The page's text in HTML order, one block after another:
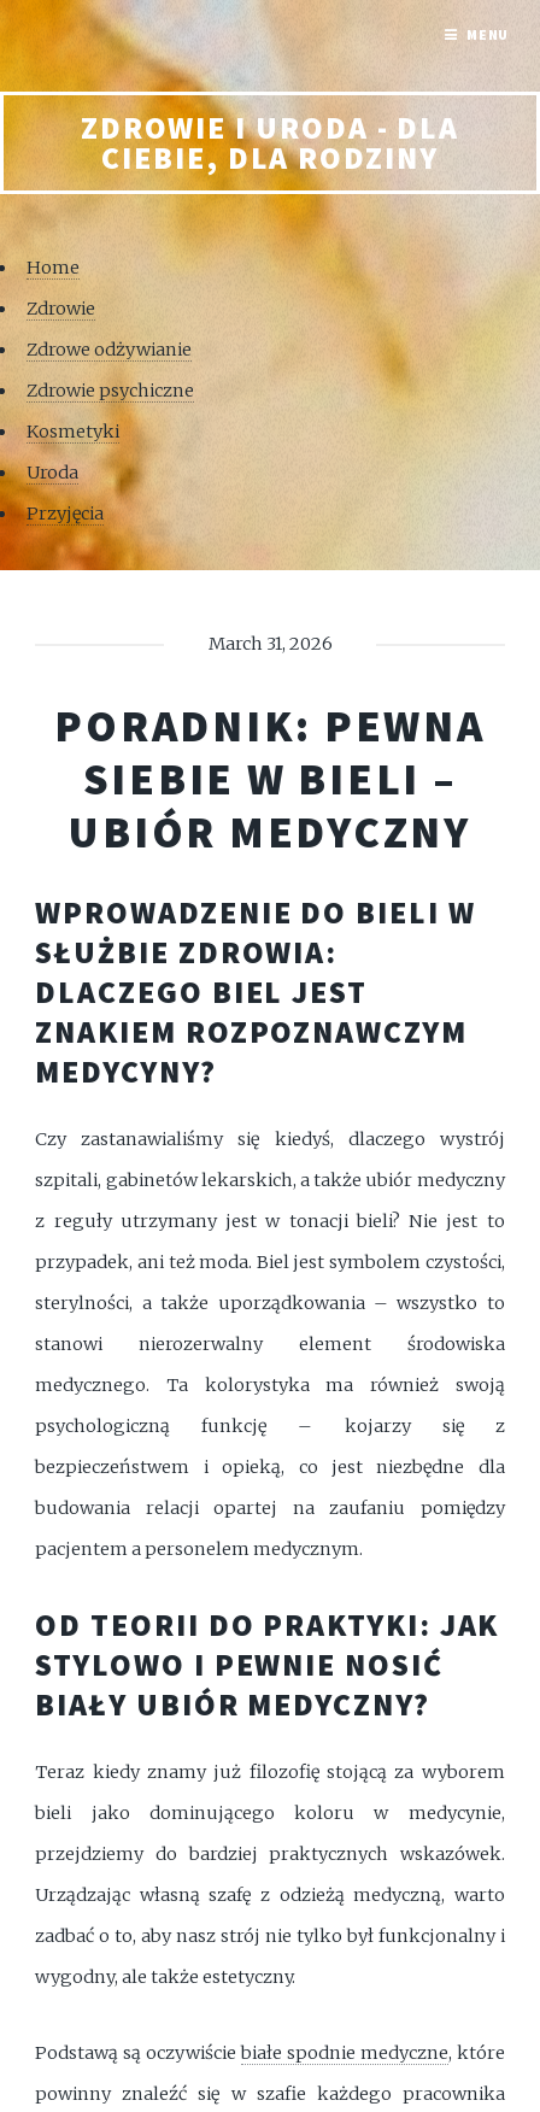
ZDROWIE I URODA - DLA
CIEBIE, DLA RODZINY
Home
Zdrowie
Zdrowe odżywianie
Zdrowie psychiczne
Kosmetyki
Uroda
Przyjęcia
March 31, 2026
PORADNIK: PEWNA
SIEBIE W BIELI –
UBIÓR MEDYCZNY
WPROWADZENIE DO BIELI W
SŁUŻBIE ZDROWIA:
DLACZEGO BIEL JEST
ZNAKIEM ROZPOZNAWCZYM
MEDYCYNY?
Czy zastanawialiśmy się kiedyś, dlaczego wystrój
szpitali, gabinetów lekarskich, a także ubiór medyczny
z reguły utrzymany jest w tonacji bieli? Nie jest to
przypadek, ani też moda. Biel jest symbolem czystości,
sterylności, a także uporządkowania – wszystko to
stanowi nierozerwalny element środowiska
medycznego. Ta kolorystyka ma również swoją
psychologiczną funkcję – kojarzy się z
bezpieczeństwem i opieką, co jest niezbędne dla
budowania relacji opartej na zaufaniu pomiędzy
pacjentem a personelem medycznym.
OD TEORII DO PRAKTYKI: JAK
STYLOWO I PEWNIE NOSIĆ
BIAŁY UBIÓR MEDYCZNY?
Teraz kiedy znamy już filozofię stojącą za wyborem
bieli jako dominującego koloru w medycynie,
przejdziemy do bardziej praktycznych wskazówek.
Urządzając własną szafę z odzieżą medyczną, warto
zadbać o to, aby nasz strój nie tylko był funkcjonalny i
wygodny, ale także estetyczny.
Podstawą są oczywiściebiałe spodnie medyczne, które
powinny znaleźć się w szafie każdego pracownika
MENU